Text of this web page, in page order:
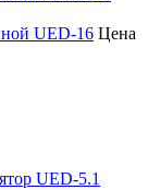
UED-16 Цена